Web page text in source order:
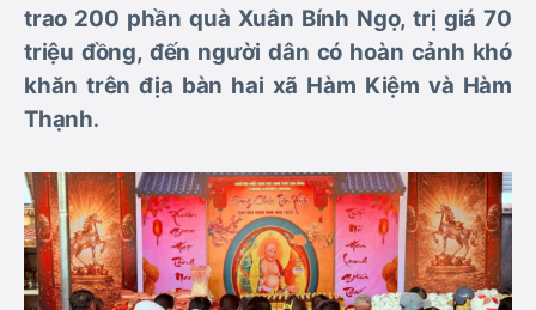
trao 200 phần quà Xuân Bính Ngọ, trị giá 70
triệu đồng, đến người dân có hoàn cảnh khó
khăn trên địa bàn hai xã Hàm Kiệm và Hàm
Thạnh.